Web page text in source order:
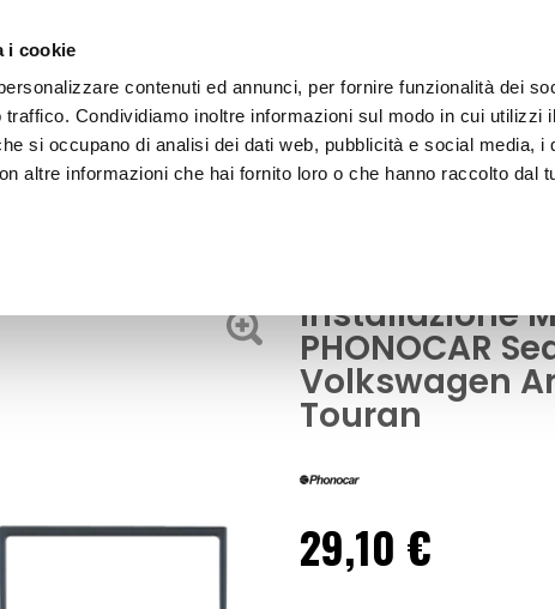
i cookie
contenuti ed annunci, per fornire funzionalità dei
Condividiamo inoltre informazioni sul modo in cui utilizzi
si occupano di analisi dei dati web, pubblicità e social media, i
altre informazioni che hai fornito loro o che hanno raccolto dal
Leon, Volkswagen Amarok, Caddy, Golf V, Touran
Installazione
PHONOCAR
Volkswagen
Touran
29,10 €